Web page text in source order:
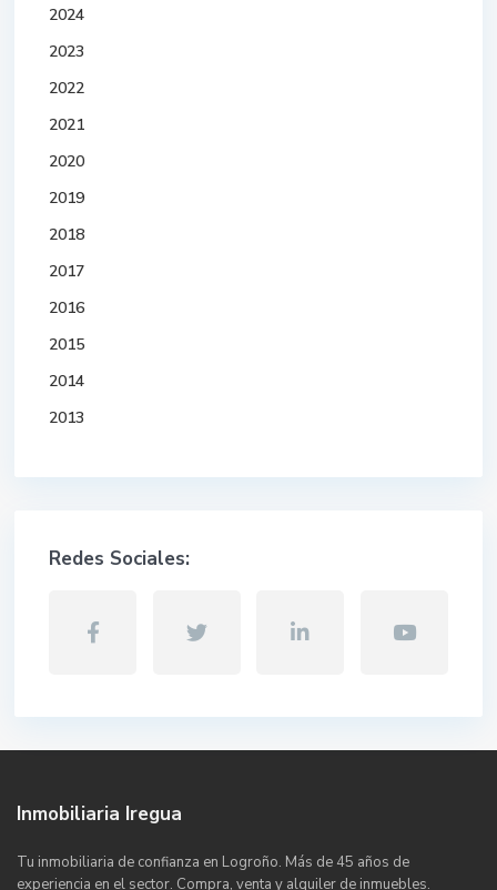
2024
2023
2022
2021
2020
2019
2018
2017
2016
2015
2014
2013
Redes Sociales:
Inmobiliaria Iregua
Tu inmobiliaria de confianza en Logroño. Más de 45 años de
experiencia en el sector. Compra, venta y alquiler de inmuebles.